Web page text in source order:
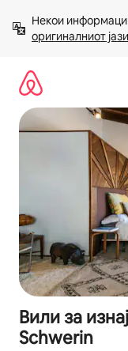
содржина
Некои
оригиналниот
Вили за
Schwerin